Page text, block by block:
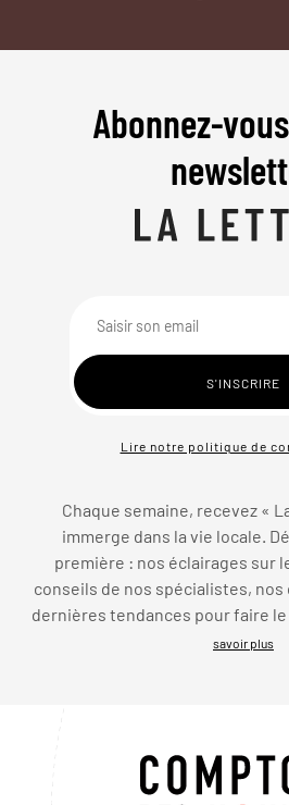
Abonnez-
Lire notre politique de
Chaque semaine, recevez «
immerge dans la vie locale.
première : nos éclairages sur
conseils de nos spécialistes,
dernières tendances pour faire le
savoir plus